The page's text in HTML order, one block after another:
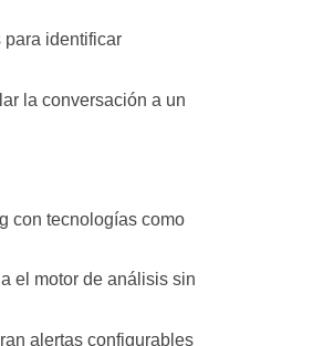
para identificar
la conversación a un
con tecnologías como
el motor de análisis sin
alertas configurables